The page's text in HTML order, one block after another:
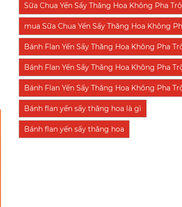
Sữa Chua Yến Sấy Thăng Hoa Không Pha
mua Sữa Chua Yến Sấy Thăng Hoa Không
Bánh Flan Yến Sấy Thăng Hoa Không Pha
Bánh Flan Yến Sấy Thăng Hoa Không Pha
Bánh Flan Yến Sấy Thăng Hoa Không Pha
Bánh flan yến sấy thăng hoa là gì
Bánh flan yến sấy thăng hoa